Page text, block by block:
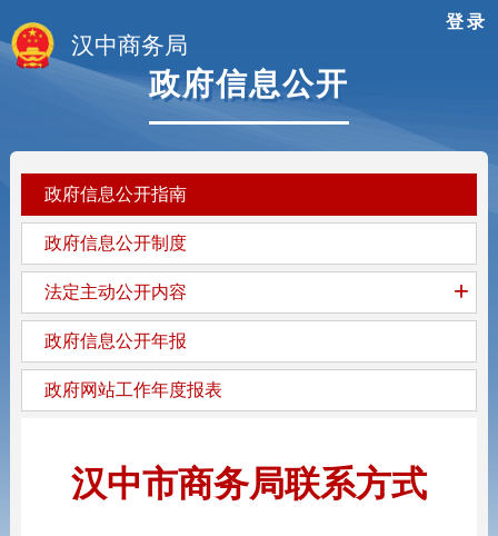
登录
汉中商务局
政府信息公开
政府信息公开指南
政府信息公开制度
法定主动公开内容 +
政府信息公开年报
政府网站工作年度报表
汉中市商务局联系方式